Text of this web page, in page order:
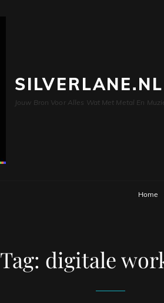
SILVERLANE.NL
Jouw Bron Voor Alles Wat Met Metal En
Home
Tag: digitale